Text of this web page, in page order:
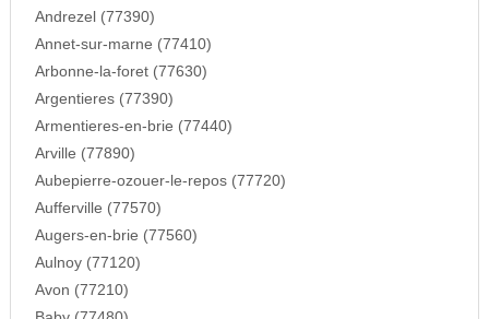
Andrezel (77390)
Annet-sur-marne (77410)
Arbonne-la-foret (77630)
Argentieres (77390)
Armentieres-en-brie (77440)
Arville (77890)
Aubepierre-ozouer-le-repos (77720)
Aufferville (77570)
Augers-en-brie (77560)
Aulnoy (77120)
Avon (77210)